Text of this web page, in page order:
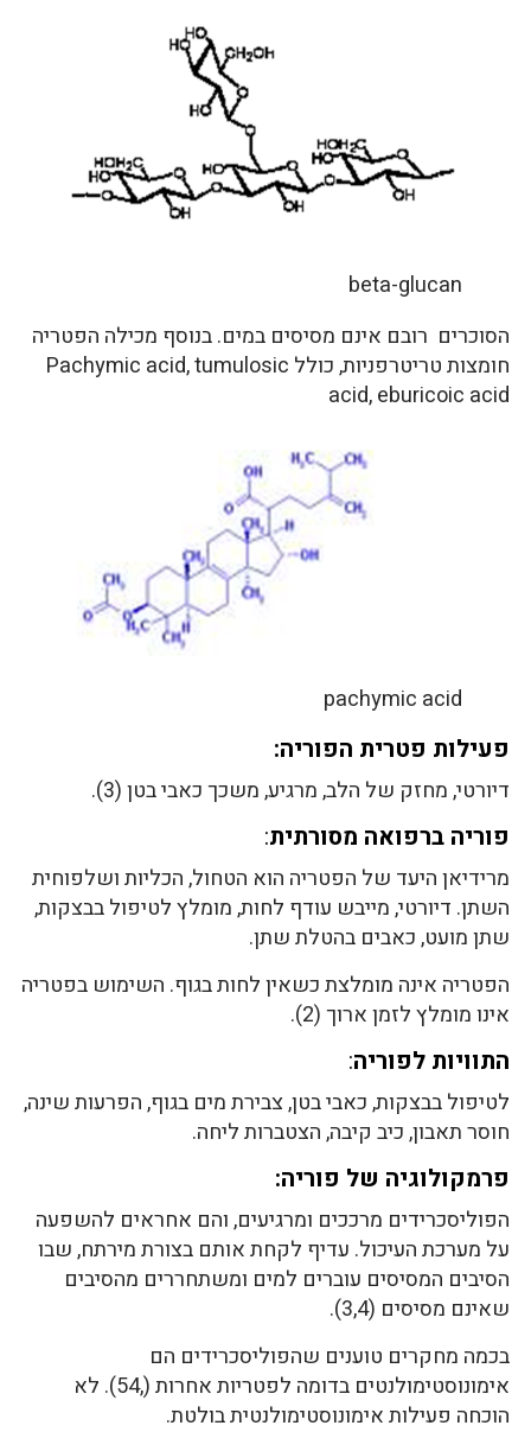
beta-glucan
הסוכרים רובם אינם מסיסים במים. בנוסף מכילה הפטריה
חומצות טריטרפניות, כולל Pachymic acid, tumulosic
acid, eburicoic acid
pachymic acid
פעילות פטרית הפוריה:
דיורטי, מחזק של הלב, מרגיע, משכך כאבי בטן (3).
פוריה ברפואה מסורתית:
מרידיאן היעד של הפטריה הוא הטחול, הכליות ושלפוחית
השתן. דיורטי, מייבש עודף לחות, מומלץ לטיפול בבצקות,
שתן מועט, כאבים בהטלת שתן.
הפטריה אינה מומלצת כשאין לחות בגוף. השימוש בפטריה
אינו מומלץ לזמן ארוך (2).
התוויות לפוריה:
לטיפול בבצקות, כאבי בטן, צבירת מים בגוף, הפרעות שינה,
חוסר תאבון, כיב קיבה, הצטברות ליחה.
פרמקולוגיה של פוריה:
הפוליסכרידים מרככים ומרגיעים, והם אחראים להשפעה
על מערכת העיכול. עדיף לקחת אותם בצורת מירתח, שבו
הסיבים המסיסים עוברים למים ומשתחררים מהסיבים
שאינם מסיסים (3,4).
בכמה מחקרים טוענים שהפוליסכרידים הם
אימונוסטימולנטים בדומה לפטריות אחרות (,54). לא
הוכחה פעילות אימונוסטימולנטית בולטת.